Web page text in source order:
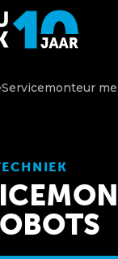
Servicemonteur